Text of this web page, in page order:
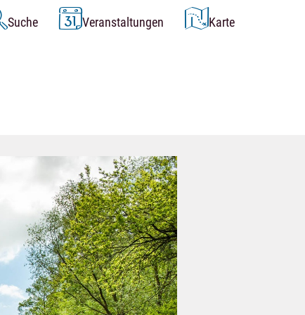
Suche Veranstaltungen Karte